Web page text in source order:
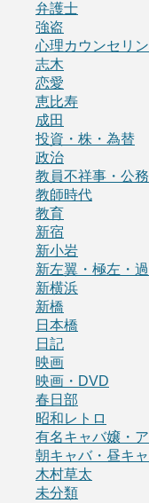
弁護士
強盗
心理カウンセリ
志木
恋愛
恵比寿
成田
投資・株・為替
政治
教員不祥事・公
教師時代
教育
新宿
新小岩
新左翼・極左・過
新横浜
新橋
日本橋
日記
映画
映画・DVD
春日部
昭和レトロ
有名キャバ嬢・
朝キャバ・昼キ
木村草太
未分類